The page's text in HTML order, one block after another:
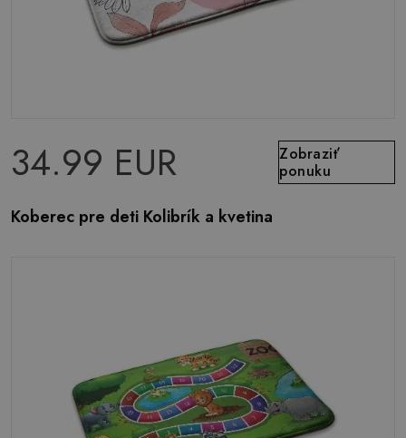
34.99 EUR
Zobraziť
ponuku
Koberec pre deti Kolibrík a kvetina